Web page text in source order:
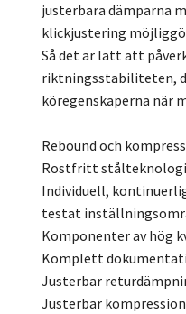
justerbara dämparna
klickjustering
Så det är lätt att
riktningsstabiliteten,
köregenskaperna när
Rebound och
Rostfritt
Individuell,
testat
Komponenter av hög
Komplett
Justerbar
Justerbar